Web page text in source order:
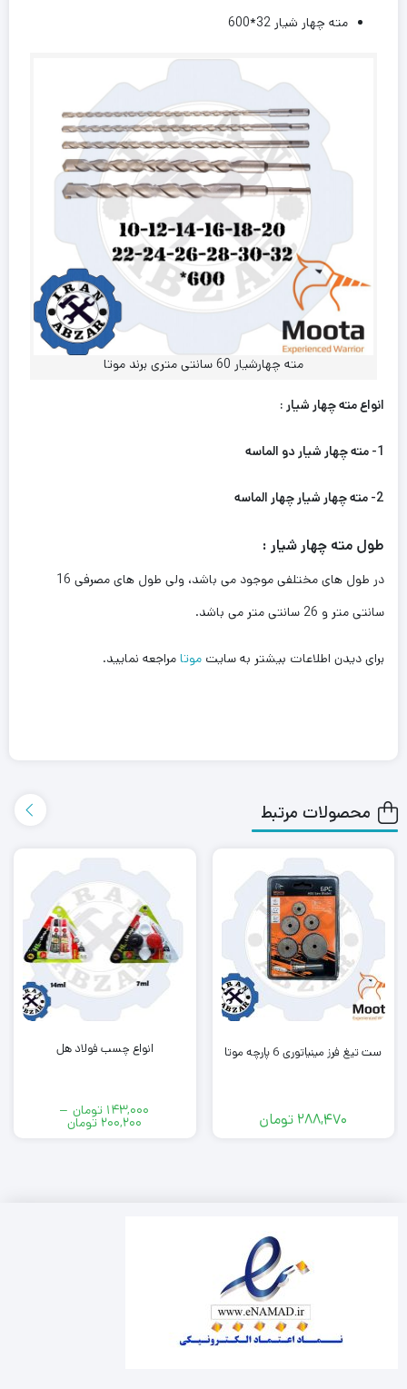
مته چهار شیار 32*600
مته چهارشیار 60 سانتی متری برند موتا
انواع مته چهار شیار :
1- مته چهار شیار دو الماسه
2- مته چهار شیار چهار الماسه
طول مته چهار شیار :
در طول های مختلفی موجود می باشد، ولی طول های مصرفی 16
سانتی متر و 26 سانتی متر می باشد.
برای دیدن اطلاعات بیشتر به سایت موتا مراجعه نمایید.
محصولات مرتبط
ست تیغ فرز مینیاتوری 6 پارچه موتا
288,470 تومان
انواع چسب فولاد هل
143,000 تومان –
200,200 تومان
Price